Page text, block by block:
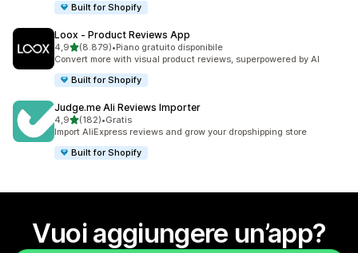
Built for Shopify
Loox ‑ Product Reviews App
4,9stelle su 5
(8.879)
8879 recensioni totali
•Piano gratuito disponibile
Convert more with visual product reviews, superpowered by AI
Built for Shopify
Judge.me Ali Reviews Importer
4,9stelle su 5
(182)
182 recensioni totali
•Gratis
Import AliExpress reviews and grow your dropshipping store
Built for Shopify
Vuoi aggiungere un’app?